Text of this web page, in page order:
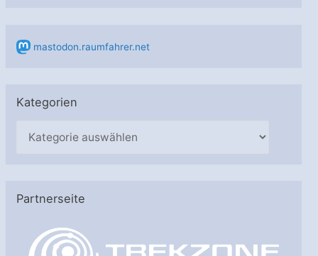
mastodon.raumfahrer.net
Kategorien
g
Partnerseite